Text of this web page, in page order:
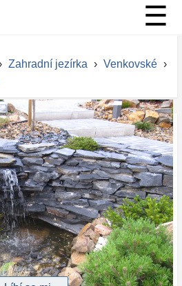
☰
Zahradní jezírka › Venkovské ›